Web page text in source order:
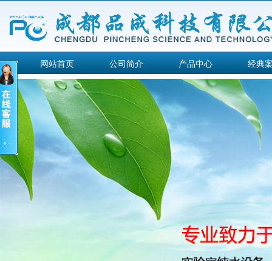
网站首页 公司简介 产品中心 经典